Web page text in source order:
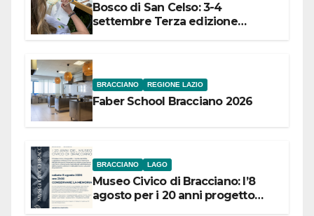
Bosco di San Celso: 3-4
settembre Terza edizione
BRACCIANO REGIONE LAZIO
Faber School Bracciano 2026
BRACCIANO LAGO
Museo Civico di Bracciano: l’8
agosto per i 20 anni progetto